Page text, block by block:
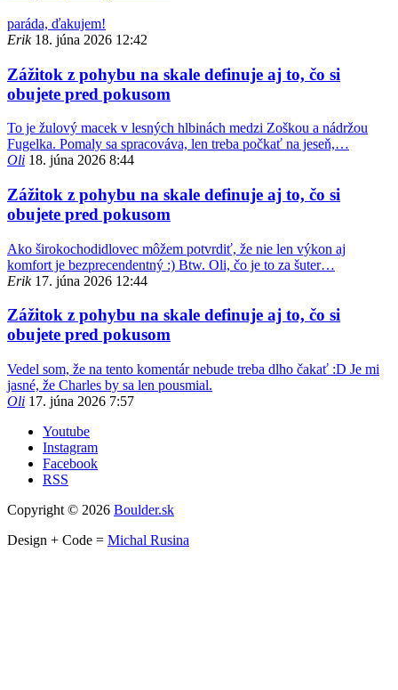
paráda, ďakujem!
Erik 18. júna 2026 12:42
Zážitok z pohybu na skale definuje aj to, čo si
obujete pred pokusom
To je žulový macek v lesných hlbinách medzi Zoškou a nádržou
Fugelka. Pomaly sa spracováva, len treba počkať na jeseň,…
Oli 18. júna 2026 8:44
Zážitok z pohybu na skale definuje aj to, čo si
obujete pred pokusom
Ako širokochodidlovec môžem potvrdiť, že nie len výkon aj
komfort je bezprecendentný :) Btw. Oli, čo je to za šuter…
Erik 17. júna 2026 12:44
Zážitok z pohybu na skale definuje aj to, čo si
obujete pred pokusom
Vedel som, že na tento komentár nebude treba dlho čakať :D Je mi
jasné, že Charles by sa len pousmial.
Oli 17. júna 2026 7:57
Youtube
Instagram
Facebook
RSS
Copyright © 2026 Boulder.sk
Design + Code = Michal Rusina